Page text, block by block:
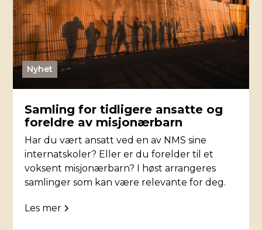
Nyhet
Samling for tidligere ansatte og
foreldre av misjonærbarn
Har du vært ansatt ved en av NMS sine
internatskoler? Eller er du forelder til et
voksent misjonærbarn? I høst arrangeres
samlinger som kan være relevante for deg.
Les mer